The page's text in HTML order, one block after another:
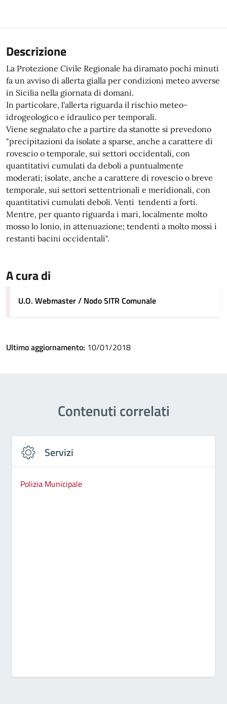
Descrizione
La Protezione Civile Regionale ha diramato pochi minuti
fa un avviso di allerta gialla per condizioni meteo avverse
in Sicilia nella giornata di domani.
In particolare, l'allerta riguarda il rischio meteo-
idrogeologico e idraulico per temporali.
Viene segnalato che a partire da stanotte si prevedono
"precipitazioni da isolate a sparse, anche a carattere di
rovescio o temporale, sui settori occidentali, con
quantitativi cumulati da deboli a puntualmente
moderati; isolate, anche a carattere di rovescio o breve
temporale, sui settori settentrionali e meridionali, con
quantitativi cumulati deboli. Venti tendenti a forti.
Mentre, per quanto riguarda i mari, localmente molto
mosso lo Ionio, in attenuazione; tendenti a molto mossi i
restanti bacini occidentali".
A cura di
U.O. Webmaster / Nodo SITR Comunale
Ultimo aggiornamento: 10/01/2018
Contenuti correlati
Servizi
Polizia Municipale